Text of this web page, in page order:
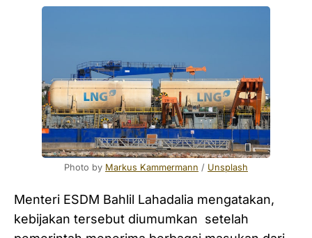
Photo by Markus Kammermann / Unsplash
Menteri ESDM Bahlil Lahadalia mengatakan,
kebijakan tersebut diumumkan setelah